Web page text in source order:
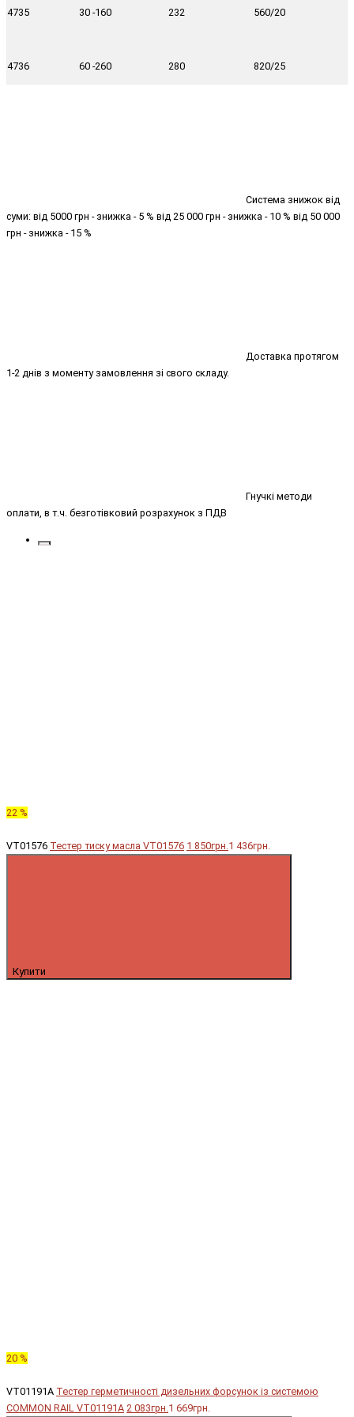
4735 30 -160 232 560/20
4736 60 -260 280 820/25
Система знижок від
суми: від 5000 грн - знижка - 5 % від 25 000 грн - знижка - 10 % від 50 000
грн - знижка - 15 %
Доставка протягом
1-2 днів з моменту замовлення зі свого складу.
Гнучкі методи
оплати, в т.ч. безготівковий розрахунок з ПДВ
22 %
VT01576 Тестер тиску масла VT01576 1 850грн.1 436грн.
Купити
20 %
VT01191A Тестер герметичності дизельних форсунок із системою
COMMON RAIL VT01191A 2 083грн.1 669грн.